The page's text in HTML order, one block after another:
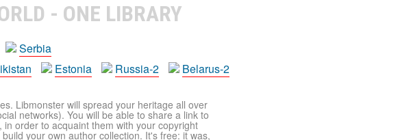
- ONE LIBRARY
Serbia
Estonia Russia-2 Belarus-2
Libmonster will spread your heritage all over
networks). You will be able to share a link to
order to acquaint them with your copyright
your own author collection. It's free: it was,